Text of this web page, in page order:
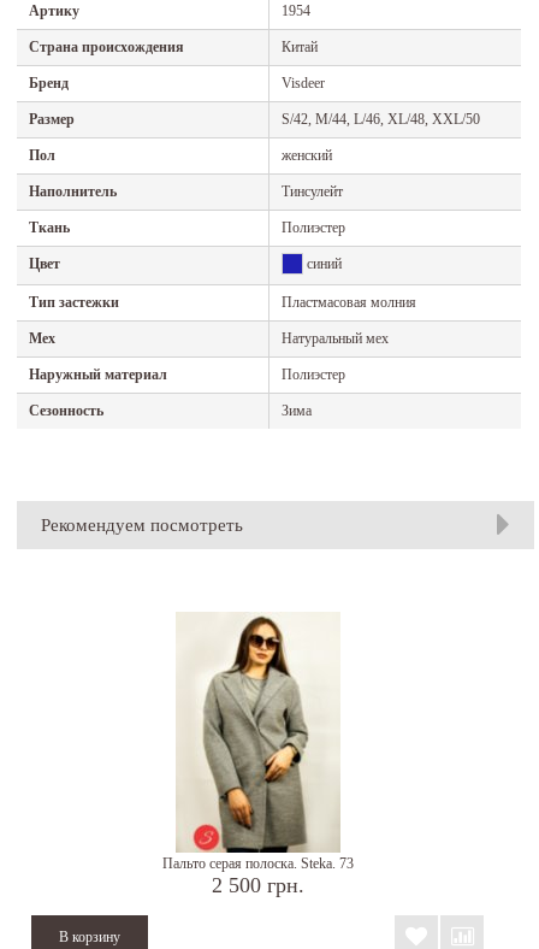
Артику 1954
Страна происхождения Китай
Бренд Visdeer
Размер S/42, M/44, L/46, XL/48, XXL/50
Пол женский
Наполнитель Тинсулейт
Ткань Полиэстер
Цвет синий
Тип застежки Пластмасовая молния
Мех Натуральный мех
Наружный материал Полиэстер
Сезонность Зима
Рекомендуем посмотреть
Пальто серая полоска. Steka. 73
2 500 грн.